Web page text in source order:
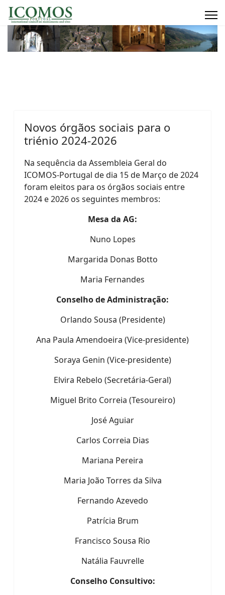
Novos órgãos sociais para o
triénio 2024-2026
Na sequência da Assembleia Geral do
ICOMOS-Portugal dedia 15 de Março de 2024
foram eleitos para os órgãos sociais entre
2024 e 2026 os seguintes membros:
Mesa da AG:
Nuno Lopes
Margarida Donas Botto
Maria Fernandes
Conselho de Administração:
Orlando Sousa (Presidente)
Ana Paula Amendoeira (Vice-presidente)
Soraya Genin (Vice-presidente)
Elvira Rebelo (Secretária-Geral)
Miguel Brito Correia (Tesoureiro)
José Aguiar
Carlos Correia Dias
Mariana Pereira
Maria João Torres da Silva
Fernando Azevedo
Patrícia Brum
Francisco Sousa Rio
Natália Fauvrelle
Conselho Consultivo: